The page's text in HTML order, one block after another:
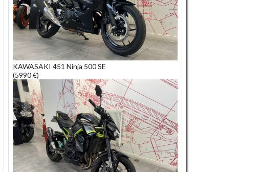
KAWASAKI 451 Ninja 500 SE
(5990 €)